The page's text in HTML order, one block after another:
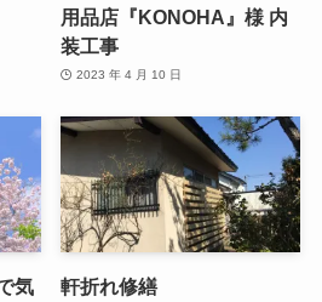
用品店『KONOHA』様 内
装工事
2023 年 4 月 10 日
気
軒折れ修繕